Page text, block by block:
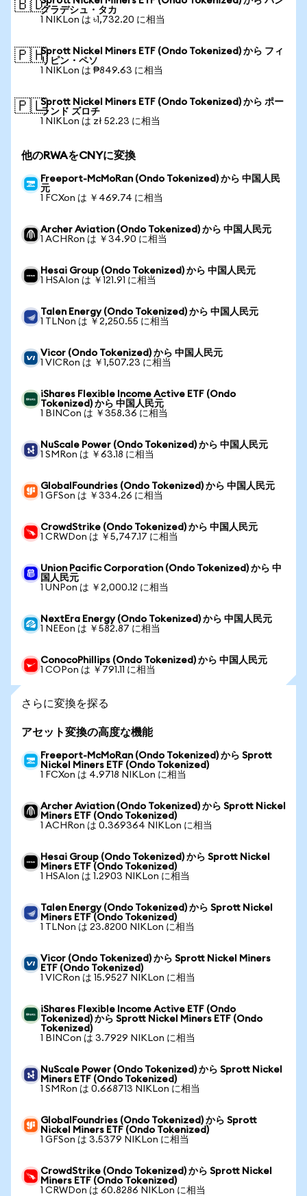
🇧🇩グラデシュ・タカ
1 NIKLon は ৳1,732.20 に相当
🇵🇭Sprott Nickel Miners ETF (Ondo Tokenized) から フィ
リピン・ペソ
1 NIKLon は ₱849.63 に相当
🇵🇱Sprott Nickel Miners ETF (Ondo Tokenized) から ポー
ランド ズロチ
1 NIKLon は zł 52.23 に相当
他のRWAをCNYに変換
Freeport-McMoRan (Ondo Tokenized) から 中国人民
元
1 FCXon は ￥469.74 に相当
Archer Aviation (Ondo Tokenized) から 中国人民元
1 ACHRon は ￥34.90 に相当
Hesai Group (Ondo Tokenized) から 中国人民元
1 HSAIon は ￥121.91 に相当
Talen Energy (Ondo Tokenized) から 中国人民元
1 TLNon は ￥2,250.55 に相当
Vicor (Ondo Tokenized) から 中国人民元
1 VICRon は ￥1,507.23 に相当
iShares Flexible Income Active ETF (Ondo
Tokenized) から 中国人民元
1 BINCon は ￥358.36 に相当
NuScale Power (Ondo Tokenized) から 中国人民元
1 SMRon は ￥63.18 に相当
GlobalFoundries (Ondo Tokenized) から 中国人民元
1 GFSon は ￥334.26 に相当
CrowdStrike (Ondo Tokenized) から 中国人民元
1 CRWDon は ￥5,747.17 に相当
Union Pacific Corporation (Ondo Tokenized) から 中
国人民元
1 UNPon は ￥2,000.12 に相当
NextEra Energy (Ondo Tokenized) から 中国人民元
1 NEEon は ￥582.87 に相当
ConocoPhillips (Ondo Tokenized) から 中国人民元
1 COPon は ￥791.11 に相当
さらに変換を探る
アセット変換の高度な機能
Freeport-McMoRan (Ondo Tokenized) から Sprott
Nickel Miners ETF (Ondo Tokenized)
1 FCXon は 4.9718 NIKLon に相当
Archer Aviation (Ondo Tokenized) から Sprott Nickel
Miners ETF (Ondo Tokenized)
1 ACHRon は 0.369364 NIKLon に相当
Hesai Group (Ondo Tokenized) から Sprott Nickel
Miners ETF (Ondo Tokenized)
1 HSAIon は 1.2903 NIKLon に相当
Talen Energy (Ondo Tokenized) から Sprott Nickel
Miners ETF (Ondo Tokenized)
1 TLNon は 23.8200 NIKLon に相当
Vicor (Ondo Tokenized) から Sprott Nickel Miners
ETF (Ondo Tokenized)
1 VICRon は 15.9527 NIKLon に相当
iShares Flexible Income Active ETF (Ondo
Tokenized) から Sprott Nickel Miners ETF (Ondo
Tokenized)
1 BINCon は 3.7929 NIKLon に相当
NuScale Power (Ondo Tokenized) から Sprott Nickel
Miners ETF (Ondo Tokenized)
1 SMRon は 0.668713 NIKLon に相当
GlobalFoundries (Ondo Tokenized) から Sprott
Nickel Miners ETF (Ondo Tokenized)
1 GFSon は 3.5379 NIKLon に相当
CrowdStrike (Ondo Tokenized) から Sprott Nickel
Miners ETF (Ondo Tokenized)
1 CRWDon は 60.8286 NIKLon に相当